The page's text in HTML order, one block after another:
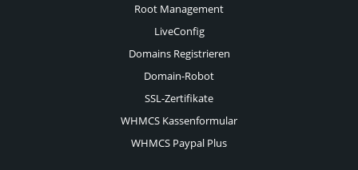
Root Management
LiveConfig
Domains Registrieren
Domain-Robot
SSL-Zertifikate
WHMCS Kassenformular
WHMCS Paypal Plus